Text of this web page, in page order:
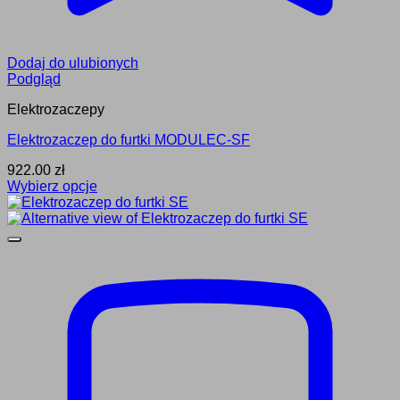
Dodaj do ulubionych
Podgląd
Elektrozaczepy
Elektrozaczep do furtki MODULEC-SF
922.00 zł
Wybierz opcje
Ten
produkt
ma